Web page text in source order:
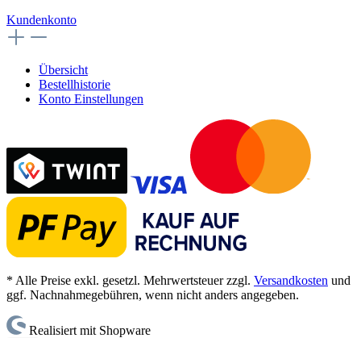
Kundenkonto
Übersicht
Bestellhistorie
Konto Einstellungen
* Alle Preise exkl. gesetzl. Mehrwertsteuer zzgl. Versandkosten und
ggf. Nachnahmegebühren, wenn nicht anders angegeben.
Realisiert mit Shopware